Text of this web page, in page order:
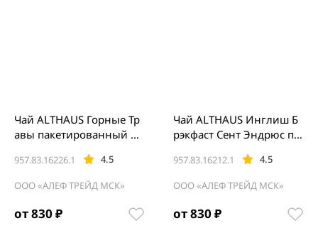
от 830 ₽
957.83.16226.1 4.5
Чай ALTHAUS Горные Тр
авы пакетированный дл
ООО «АЛЕФ ТРЕЙД МСК»
от 830 ₽
957.83.16212.1 4.5
Чай ALTHAUS Инглиш Б
рэкфаст Сент Эндрюс па
ичков 20х4 г
ООО «АЛЕФ ТРЕЙД МСК»